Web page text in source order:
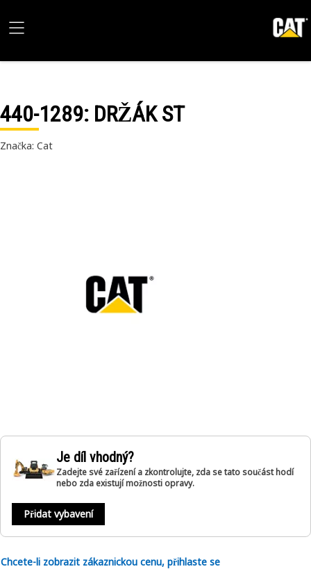
440-1289: DRŽÁK ST
Značka: Cat
Je díl vhodný?
Zadejte své zařízení a zkontrolujte, zda se tato součást hodí
nebo zda existují možnosti opravy.
Přidat vybavení
Chcete-li zobrazit zákaznickou cenu, přihlaste se